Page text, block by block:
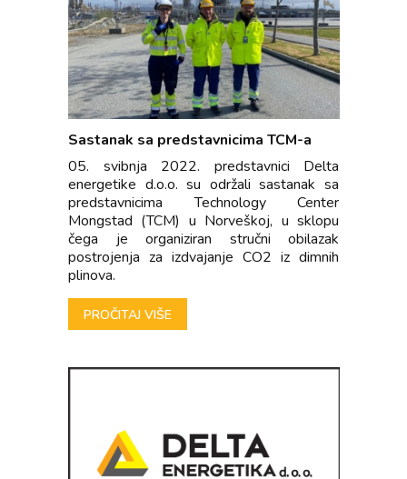
Sastanak sa predstavnicima TCM-a
05. svibnja 2022. predstavnici Delta
energetike d.o.o. su održali sastanak sa
predstavnicima Technology Center
Mongstad (TCM) u Norveškoj, u sklopu
čega je organiziran stručni obilazak
postrojenja za izdvajanje CO2 iz dimnih
plinova.
PROČITAJ VIŠE